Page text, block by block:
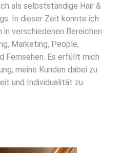
als selbstständige Hair &
In dieser Zeit konnte ich
verschiedenen Bereichen
Marketing, People,
Fernsehen. Es erfüllt mich
meine Kunden dabei zu
und Individualität zu